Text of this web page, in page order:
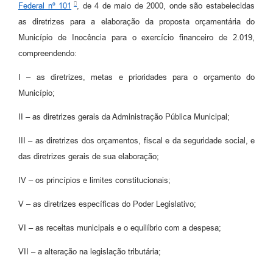
Federal nº 101
, de 4 de maio de 2000, onde são estabelecidas
as diretrizes para a elaboração da proposta orçamentária do
Município de Inocência para o exercício financeiro de 2.019,
compreendendo:
I – as diretrizes, metas e prioridades para o orçamento do
Município;
II – as diretrizes gerais da Administração Pública Municipal;
III – as diretrizes dos orçamentos, fiscal e da seguridade social, e
das diretrizes gerais de sua elaboração;
IV – os princípios e limites constitucionais;
V – as diretrizes específicas do Poder Legislativo;
VI – as receitas municipais e o equilíbrio com a despesa;
VII – a alteração na legislação tributária;